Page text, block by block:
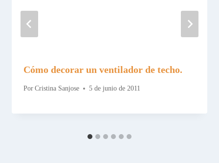
Cómo decorar un ventilador de techo.
Por Cristina Sanjose 5 de junio de 2011